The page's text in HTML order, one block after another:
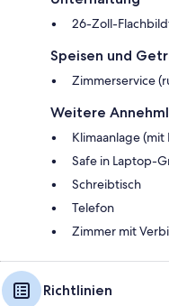
26-Zoll-
Speisen und
Zimmerservice
Weitere
Klimaanlage
Safe in Laptop-
Schreibtisch
Telefon
Zimmer mit
Richtlinien